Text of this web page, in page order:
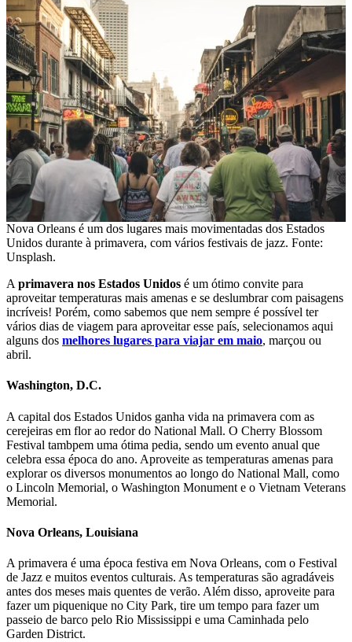
Nova Orleans é um dos lugares mais movimentadas dos Estados
Unidos durante à primavera, com vários festivais de jazz. Fonte:
Unsplash.
A primavera nos Estados Unidos é um ótimo convite para
aproveitar temperaturas mais amenas e se deslumbrar com paisagens
incríveis! Porém, como sabemos que nem sempre é possível ter
vários dias de viagem para aproveitar esse país, selecionamos aqui
alguns dos melhores lugares para viajar em maio, marçou ou
abril.
Washington, D.C.
A capital dos Estados Unidos ganha vida na primavera com as
cerejeiras em flor ao redor do National Mall. O Cherry Blossom
Festival tambpem uma ótima pedia, sendo um evento anual que
celebra essa época do ano. Aproveite as temperaturas amenas para
explorar os diversos monumentos ao longo do National Mall, como
o Lincoln Memorial, o Washington Monument e o Vietnam Veterans
Memorial.
Nova Orleans, Louisiana
A primavera é uma época festiva em Nova Orleans, com o Festival
de Jazz e muitos eventos culturais. As temperaturas são agradáveis
antes dos meses mais quentes de verão. Além disso, aproveite para
fazer um piquenique no City Park, tire um tempo para fazer um
passeio de barco pelo Rio Mississippi e uma Caminhada pelo
Garden District.